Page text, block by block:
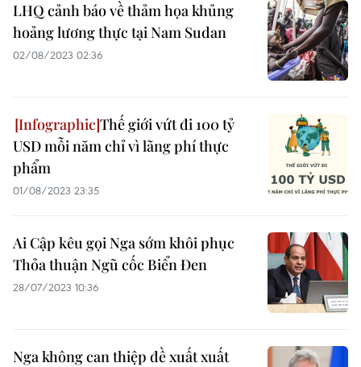
LHQ cảnh báo về thảm họa khủng
hoảng lương thực tại Nam Sudan
02/08/2023 02:36
Thế giới vứt đi 100 tỷ
USD mỗi năm chỉ vì lãng phí thực
phẩm
01/08/2023 23:35
Ai Cập kêu gọi Nga sớm khôi phục
Thỏa thuận Ngũ cốc Biển Đen
28/07/2023 10:36
Nga không can thiệp đề xuất xuất